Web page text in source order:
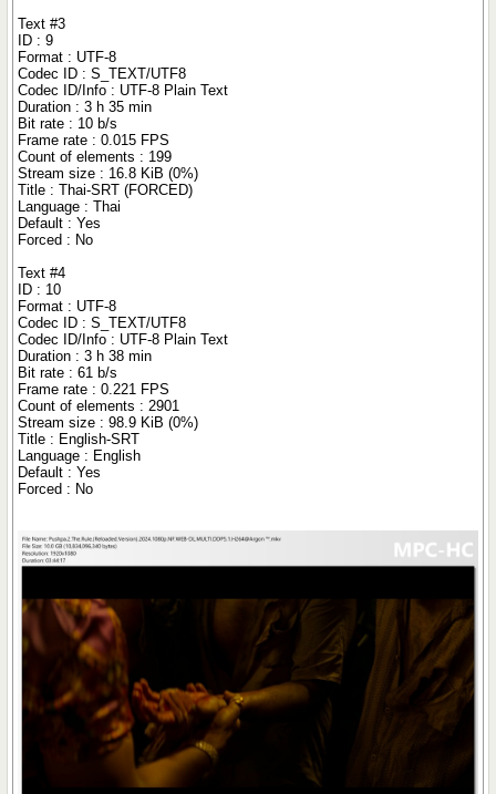
Text #3
ID : 9
Format : UTF-8
Codec ID : S_TEXT/UTF8
Codec ID/Info : UTF-8 Plain Text
Duration : 3 h 35 min
Bit rate : 10 b/s
Frame rate : 0.015 FPS
Count of elements : 199
Stream size : 16.8 KiB (0%)
Title : Thai-SRT (FORCED)
Language : Thai
Default : Yes
Forced : No
Text #4
ID : 10
Format : UTF-8
Codec ID : S_TEXT/UTF8
Codec ID/Info : UTF-8 Plain Text
Duration : 3 h 38 min
Bit rate : 61 b/s
Frame rate : 0.221 FPS
Count of elements : 2901
Stream size : 98.9 KiB (0%)
Title : English-SRT
Language : English
Default : Yes
Forced : No